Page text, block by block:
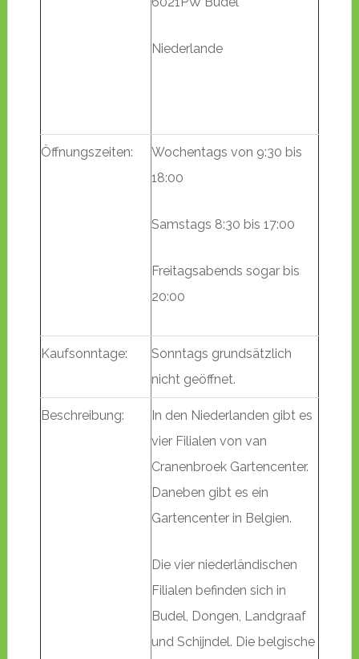
Niederlande
Öffnungszeiten:
Wochentags von 9:30 bis
18:00
Samstags 8:30 bis 17:00
Freitagsabends sogar bis
20:00
Kaufsonntage:
Sonntags grundsätzlich
nicht geöffnet.
Beschreibung:
In den Niederlanden gibt es
vier Filialen von van
Cranenbroek Gartencenter.
Daneben gibt es ein
Gartencenter in Belgien.
Die vier niederländischen
Filialen befinden sich in
Budel, Dongen, Landgraaf
und Schijndel. Die belgische